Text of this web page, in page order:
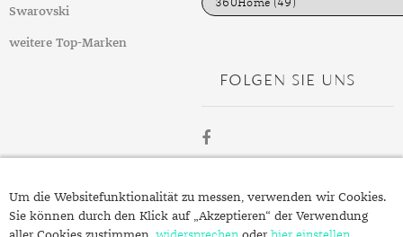
Swarovski
weitere Top-Marken
n
FOLGEN SIE UNS
SCHMUCK.DE
Um die Websitefunktionalität zu messen, verwenden wir Cookies.
Sie können durch den Klick auf „Akzeptieren“ der Verwendung